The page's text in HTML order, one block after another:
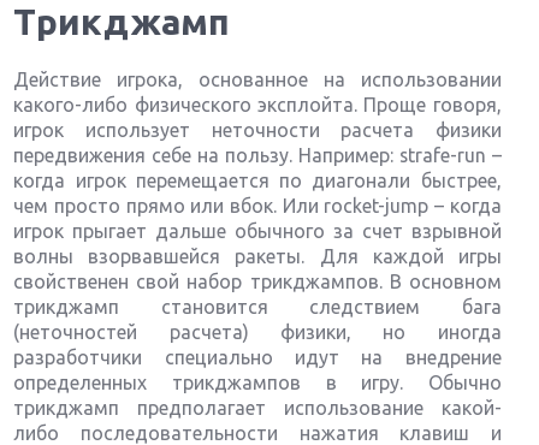
Трикджамп
Действие игрока, основанное на использовании
какого-либо физического эксплойта. Проще говоря,
игрок использует неточности расчета физики
передвижения себе на пользу. Например: strafe-run –
когда игрок перемещается по диагонали быстрее,
чем просто прямо или вбок. Или rocket-jump – когда
игрок прыгает дальше обычного за счет взрывной
волны взорвавшейся ракеты. Для каждой игры
свойственен свой набор трикджампов. В основном
трикджамп становится следствием бага
(неточностей расчета) физики, но иногда
разработчики специально идут на внедрение
определенных трикджампов в игру. Обычно
трикджамп предполагает использование какой-
либо последовательности нажатия клавиш и